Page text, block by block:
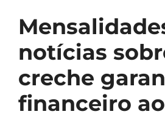
notícias
creche
financeiro